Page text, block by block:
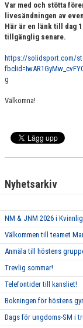
KONTAKT
MÄRKESTAGNING
Var med och stötta
livesändningen av
Här är en länk till dag
tillgänglig senare.
https://solidsport.com/
g
Välkomna!
Nyhetsarkiv
NM & JNM 2026 i
Välkommen till teamet
Anmäla till höstens
Trevlig sommar!
Telefontider till kansliet!
Bokningen för höstens
Dags för ungdoms-SM i